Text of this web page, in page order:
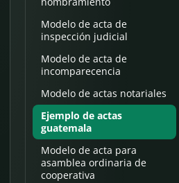
Modelo de acta de
inspección judicial
Modelo de acta de
incomparecencia
Modelo de actas notariales
Ejemplo de actas
guatemala
Modelo de acta para
asamblea ordinaria de
cooperativa